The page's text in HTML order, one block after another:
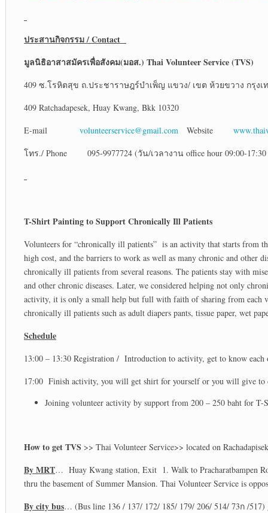
ประสานกิจกรรม/ Contact
มูลนิธิอาสาสมัครเพื่อสังคม(มอส.) Thai Volunteer Service (TVS)
409 ซ.โรหิตสุข ถ.ประชาราษฎร์บำเพ็ญ แขวง/ เขต ห้วยขวาง กรุงเ
409 Ratchadapesek, Huay Kwang, Bkk 10320
E-mail volunteerservice@gmail.com Website
โทร./ Phone 095-9977724 (วัน/เวลางาน office hour 09:00-
T-Shirt Painting to Support Chronically Ill Patients
Volunteers for “chronically ill patients” is an activity that starts from
high cost, and the barriers to work as well as many chronic and other
chronically ill patients from several reasons. The patients stay with
and other chronic diseases. Later, we considered helping not only
activity, it is only a small help but full with faith of sharing from each
chronically ill patients such as adult diapers pants, tissue paper, wet
Schedule
13:00 – 13:30 Registration / Introduction to activity, get to know
17:00 Finish activity, you will get shirt for yourself or you will give to
Joining volunteer activity by support from 200 – 250 baht for
How to get TVS >> Thai Volunteer Service>> located on
By MRT… Huay Kwang station, Exit 1. Walk to Pracharatbampen
thru the basement of Summer Mansion. Thai Volunteer Service is
By city bus… (Bus line 136 / 137/ 172/ 185/ 179/ 206/ 514/ 73ก /517)